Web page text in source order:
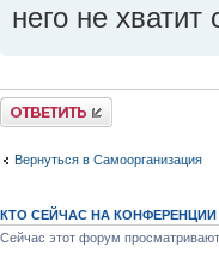
него не
Ответить
Вернуться в Самоорганизация
КТО СЕЙЧАС НА КОНФЕРЕНЦИИ
Сейчас этот форум